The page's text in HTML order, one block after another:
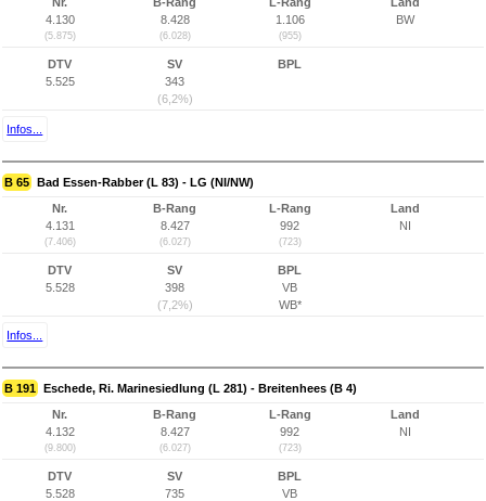
4.130
(5.875)
8.428
(6.028)
1.106
(955)
BW
DTV
5.525
SV
343
(6,2%)
BPL
Infos...
B 65 Bad Essen-Rabber (L 83) - LG (NI/NW)
Nr.
4.131
(7.406)
B-Rang
8.427
(6.027)
L-Rang
992
(723)
Land
NI
DTV
5.528
SV
398
(7,2%)
BPL
VB
WB*
Infos...
B 191 Eschede, Ri. Marinesiedlung (L 281) - Breitenhees (B 4)
Nr.
4.132
(9.800)
B-Rang
8.427
(6.027)
L-Rang
992
(723)
Land
NI
DTV
5.528
SV
735
BPL
VB